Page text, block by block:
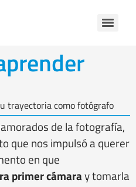
trayectoria como fotógrafo
de la fotografía,
que nos impulsó a querer
en que
primer cámaray tomarla